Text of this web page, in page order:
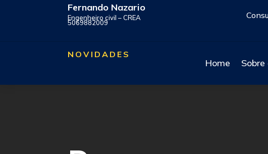
Fernando Nazario
Engenheiro civil – CREA
5069882009
Home
NOVIDADES